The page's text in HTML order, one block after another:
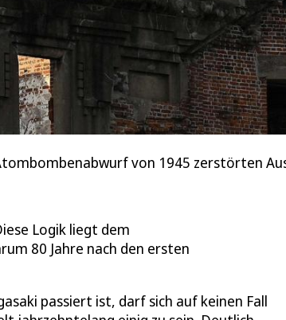
von 1945 zerstörten
Logik liegt dem
80 Jahre nach den ersten
passiert ist, darf sich auf keinen Fall